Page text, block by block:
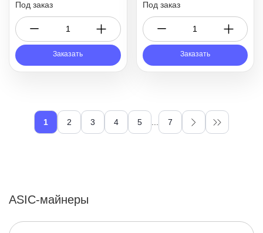
Под заказ
Заказать
Под заказ
Заказать
1 2 3 4 5 7
ASIC-майнеры